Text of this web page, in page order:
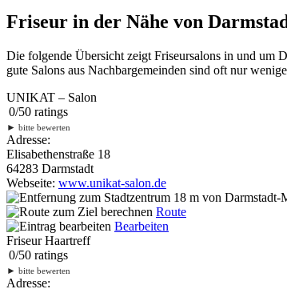
Friseur in der Nähe von
Die folgende Übersicht zeigt Friseursalons in und um
gute Salons aus Nachbargemeinden sind oft nur
UNIKAT – Salon
0/50 ratings
► bitte bewerten
Adresse:
Elisabethenstraße 18
64283 Darmstadt
Webseite: www.unikat-salon.de
18 m von Darmstadt-
Route
Bearbeiten
Friseur Haartreff
0/50 ratings
► bitte bewerten
Adresse: